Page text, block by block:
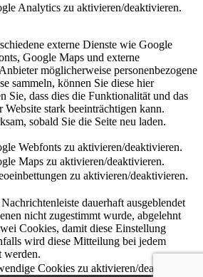
Analytics zu aktivieren/deaktivieren.
externe Dienste wie Google
Google Maps und externe
möglicherweise personenbezogene
sammeln, können Sie diese hier
Sie, dass dies die Funktionalität und das
Website stark beeinträchtigen kann.
sobald Sie die Seite neu laden.
Webfonts zu aktivieren/deaktivieren.
Maps zu aktivieren/deaktivieren.
zu aktivieren/deaktivieren.
dauerhaft ausgeblendet
nicht zugestimmt wurde, abgelehnt
Cookies, damit diese Einstellung
wird diese Mitteilung bei jedem
werden.
Cookies zu aktivieren/deaktivieren.